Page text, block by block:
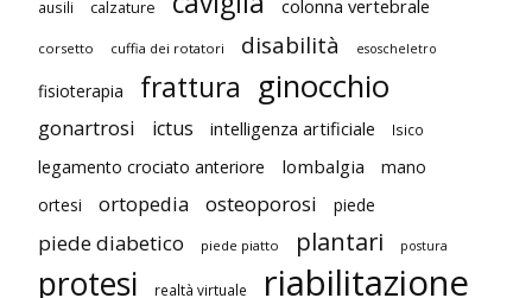
ausili calzature colonna vertebrale
corsetto cuffia dei rotatori disabilità esoscheletro
fisioterapia frattura ginocchio
gonartrosi ictus intelligenza artificiale Isico
legamento crociato anteriore lombalgia
mano
ortesi
ortopedia osteoporosi piede
piede diabetico piede piatto plantari postura
protesi realtà virtuale riabilitazione